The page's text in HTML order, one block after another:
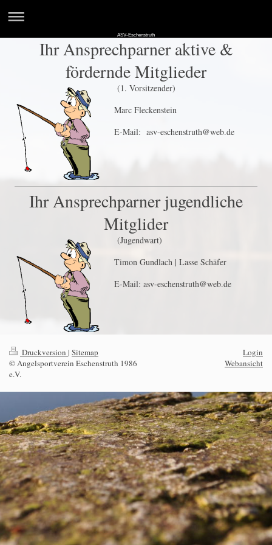
ASV-Eschenstruth
Ihr Ansprechparner aktive &
fördernde Mitglieder
(1. Vorsitzender)
Marc Fleckenstein
E-Mail: asv-eschenstruth@web.de
Ihr Ansprechparner jugendliche
Mitglider
(Jugendwart)
Timon Gundlach | Lasse Schäfer
E-Mail: asv-eschenstruth@web.de
Druckversion | Sitemap
© Angelsportverein Eschenstruth 1986
e.V.
Login
Webansicht